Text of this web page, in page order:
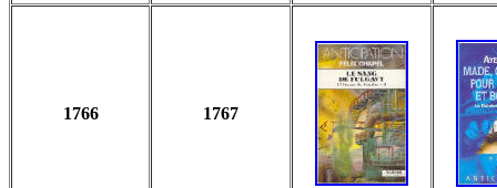
1766 1767